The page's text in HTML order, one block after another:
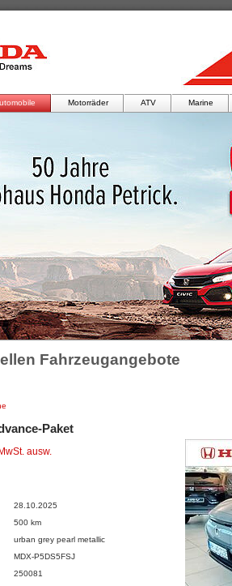
Motorräder ATV Marine
Fahrzeugangebote
Paket
ausw.
28.10.2025
500 km
urban grey pearl metallic
MDX-P5DS5FSJ
250081